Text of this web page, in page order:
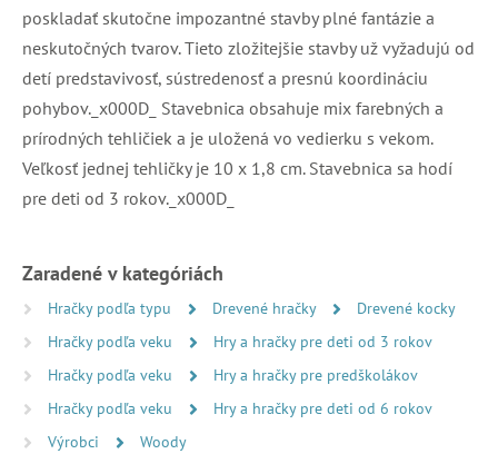
poskladať skutočne impozantné stavby plné fantázie a
neskutočných tvarov. Tieto zložitejšie stavby už vyžadujú od
detí predstavivosť, sústredenosť a presnú koordináciu
pohybov._x000D_ Stavebnica obsahuje mix farebných a
prírodných tehličiek a je uložená vo vedierku s vekom.
Veľkosť jednej tehličky je 10 x 1,8 cm. Stavebnica sa hodí
pre deti od 3 rokov._x000D_
Zaradené v kategóriách
Hračky podľa typu Drevené hračky
Drevené kocky
Hračky podľa veku
Hry a hračky pre deti od 3 rokov
Hračky podľa veku
Hry a hračky pre predškolákov
Hračky podľa veku
Hry a hračky pre deti od 6 rokov
Výrobci
Woody